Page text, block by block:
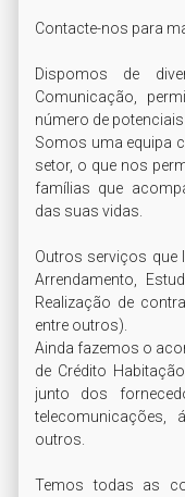
Contacte-nos para
Dispomos de
Comunicação,
número de potenciais
Somos uma equipa
setor, o que nos
famílias que
das suas vidas.
Outros serviços que
Arrendamento,
Realização de
entre outros).
Ainda fazemos o
de Crédito
junto dos
telecomunicações,
outros.
Temos todas as